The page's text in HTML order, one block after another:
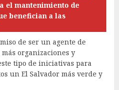
el mantenimiento de
benefician a las
de ser un agente de
organizaciones y
tipo de iniciativas para
un El Salvador más verde y